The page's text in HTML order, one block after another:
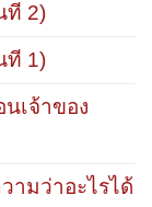
ที 2)
ที 1)
เจ้าของ
ามว่าอะไรได้